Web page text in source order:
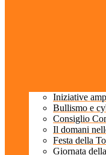
Iniziative
Bullismo e
Consiglio
Il domani
Festa della
Giornata